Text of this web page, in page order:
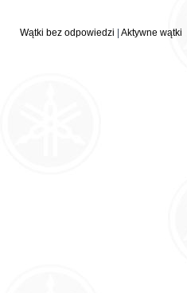
Wątki bez odpowiedzi Aktywne wątki